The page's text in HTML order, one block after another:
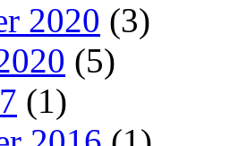
2020 (3)
(5)
(1)